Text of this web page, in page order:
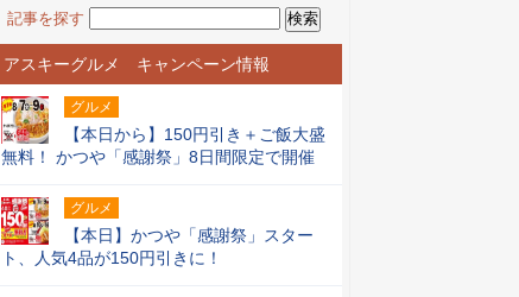
記事を探す
アスキーグルメ キャンペーン情報
グルメ
【本日から】150円引き＋ご飯大盛
無料！ かつや「感謝祭」8日間限定で開催
グルメ
【本日】かつや「感謝祭」スター
ト、人気4品が150円引きに！